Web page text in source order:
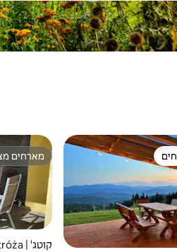
על ידי אורחים מארחים
מארחים
קוטג' | Stróża